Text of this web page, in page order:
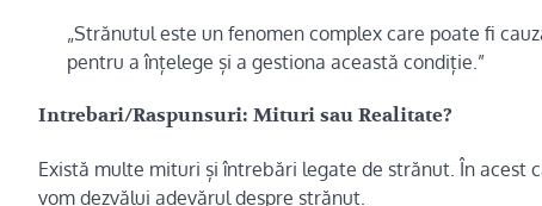
„Strănutul este un fenomen complex care poate fi
pentru a înțelege și a gestiona această condiție.”
Intrebari/Raspunsuri: Mituri sau Realitate?
Există multe mituri și întrebări legate de strănut. În acest
vom dezvălui adevărul despre strănut.